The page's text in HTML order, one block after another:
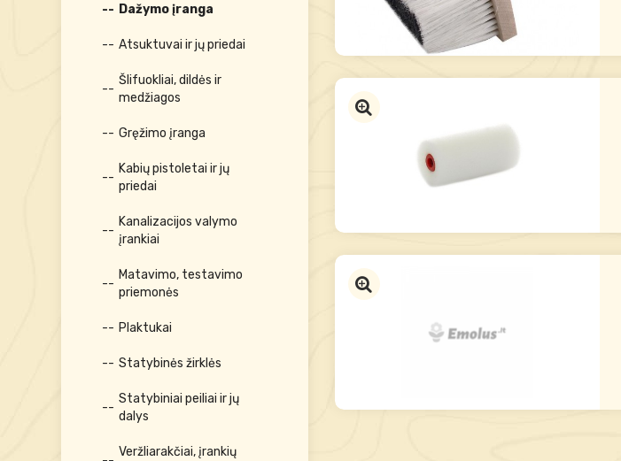
Dažymo įranga
Atsuktuvai ir jų priedai
Šlifuokliai, dildės ir
medžiagos
Gręžimo įranga
Kabių pistoletai ir jų
priedai
Kanalizacijos valymo
įrankiai
Matavimo, testavimo
priemonės
Plaktukai
Statybinės žirklės
Statybiniai peiliai ir jų
dalys
Veržliarakčiai, įrankių